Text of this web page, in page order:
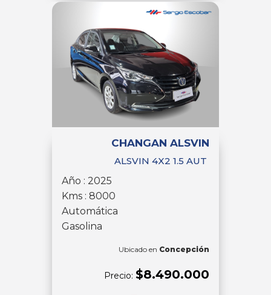
CHANGAN ALSVIN
ALSVIN 4X2 1.5 AUT
Año : 2025
Kms : 8000
Automática
Gasolina
Ubicado en Concepción
Precio: $8.490.000